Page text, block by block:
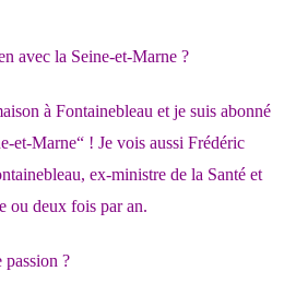
avec la Seine-et-Marne ?
à Fontainebleau et je suis abonné
et-Marne“ ! Je vois aussi Frédéric
ex-ministre de la Santé et
ou deux fois par an.
passion ?